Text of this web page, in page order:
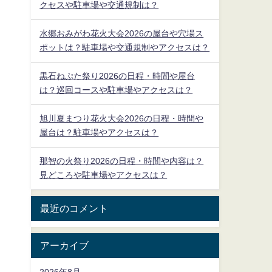
クセスや駐車場や交通規制は？
水郷おみがわ花火大会2026の屋台や穴場ス
ポットは？駐車場や交通規制やアクセスは？
黒石ねぷた祭り2026の日程・時間や屋台
は？巡回コースや駐車場やアクセスは？
旭川夏まつり花火大会2026の日程・時間や
屋台は？駐車場やアクセスは？
那智の火祭り2026の日程・時間や内容は？
見どころや駐車場やアクセスは？
最近のコメント
アーカイブ